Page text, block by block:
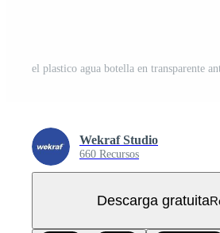
el plastico agua botella en transparente
Wekraf Studio
660 Recursos
Descarga gratuita